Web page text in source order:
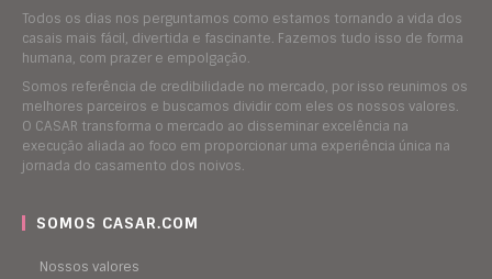
Todos os dias nos perguntamos como estamos tornando a vida dos
casais mais fácil, divertida e fascinante. Fazemos tudo isso de forma
humana, com prazer e empolgação.
Somos referência de credibilidade no mercado, por isso reunimos os
melhores parceiros e buscamos dividir com eles os nossos valores.
O CASAR transforma o mercado ao disseminar excelência na
execução aliada ao foco em proporcionar uma experiência única na
jornada do casamento dos noivos.
SOMOS CASAR.COM
Nossos valores